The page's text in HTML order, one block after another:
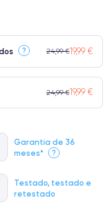
Garantia de 36
meses*
?
Testado, testado e
retestado
? 24,99 €19,99 €
24,99 €19,99 €